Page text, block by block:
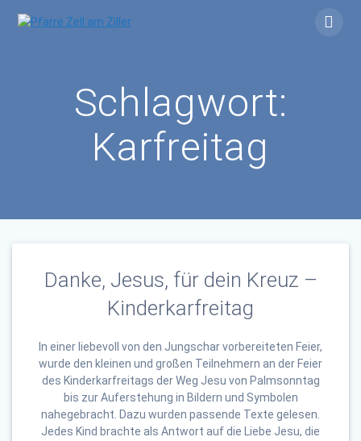
Schlagwort:
Karfreitag
Danke, Jesus, für dein Kreuz –
Kinderkarfreitag
In einer liebevoll von den Jungschar vorbereiteten Feier,
wurde den kleinen und großen Teilnehmern an der Feier
des Kinderkarfreitags der Weg Jesu von Palmsonntag
bis zur Auferstehung in Bildern und Symbolen
nahegebracht. Dazu wurden passende Texte gelesen.
Jedes Kind brachte als Antwort auf die Liebe Jesu, die